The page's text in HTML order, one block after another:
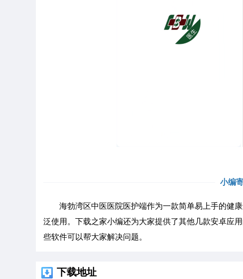
小编
海勃湾区中医医院医护端作为一款简单易上手的健
泛使用。下载之家小编还为大家提供了其他几款安卓应
些软件可以帮大家解决问题。
下载地址